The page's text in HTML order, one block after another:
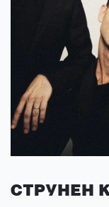
СТРУНЕН